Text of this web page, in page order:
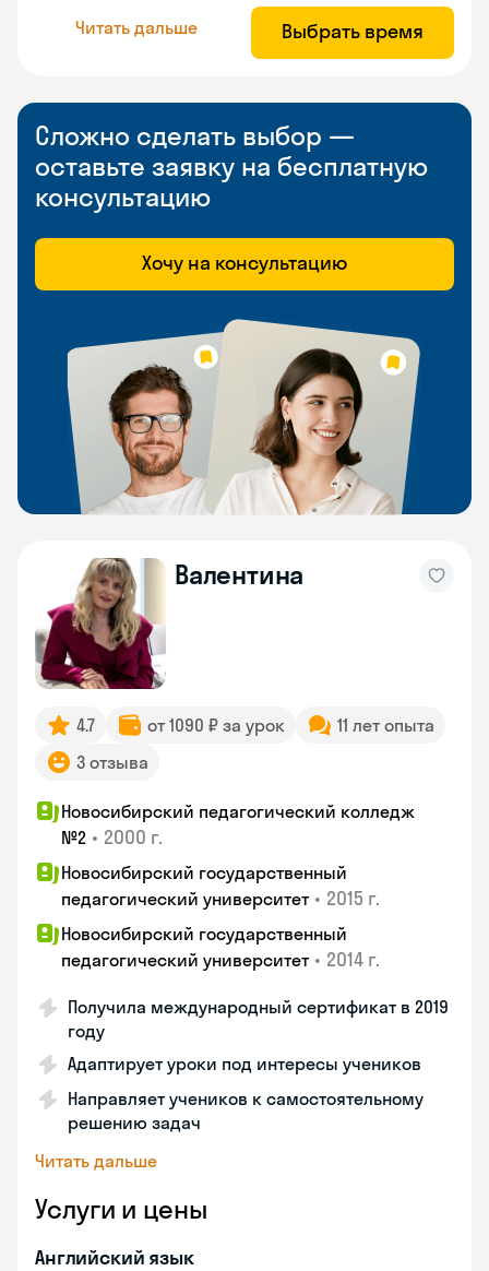
Читать дальше Выбрать время
Сложно сделать выбор —
оставьте заявку на бесплатную
консультацию
Хочу на консультацию
Валентина
4.7 от 1090 ₽ за урок
11 лет опыта
3 отзыва
Новосибирский педагогический колледж
№2 • 2000 г.
Новосибирский государственный
педагогический университет • 2015 г.
Новосибирский государственный
педагогический университет • 2014 г.
Получила международный сертификат в 2019
году
Адаптирует уроки под интересы учеников
Направляет учеников к самостоятельному
решению задач
Читать дальше
Услуги и цены
Английский язык